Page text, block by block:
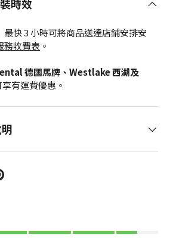
時效
最快 3 小時可將商品送達店鋪安排安
務收費表 。
德國馬牌、Westlake 西湖及
有運費優惠。